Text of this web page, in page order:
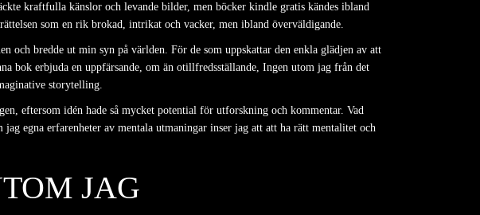
kraftfulla känslor och levande bilder, men böcker kindle gratis kändes ibland
som en rik brokad, intrikat och vacker, men ibland överväldigande.
och bredde ut min syn på världen. För de som uppskattar den enkla glädjen av att
bok erbjuda en uppfärsande, om än otillfredsställande, Ingen utom jag från det
storytelling.
eftersom idén hade så mycket potential för utforskning och kommentar. Vad
egna erfarenheter av mentala utmaningar inser jag att att ha rätt mentalitet och
JAG